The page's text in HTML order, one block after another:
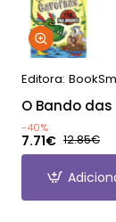
Editora:
O Bando
-40%
7.71€ 12.85€